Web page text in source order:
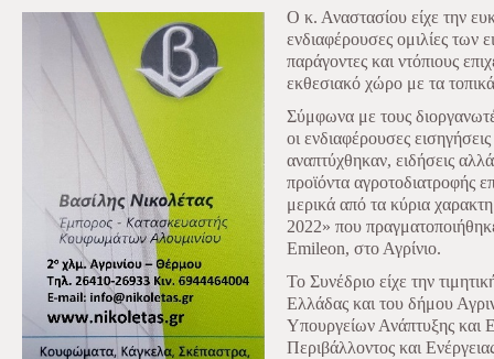
Ο κ. Αναστασίου είχε την
ενδιαφέρουσες ομιλίες των
παράγοντες και ντόπιους
εκθεσιακό χώρο με τα
Σύμφωνα με τους
οι ενδιαφέρουσες
αναπτύχθηκαν, ειδήσεις
προϊόντα αγροτοδιατροφής
μερικά από τα κύρια
2022» που
Emileon, στο Αγρίνιο.
Το Συνέδριο είχε την
Ελλάδας και του δήμου
Υπουργείων Ανάπτυξης
Περιβάλλοντος και